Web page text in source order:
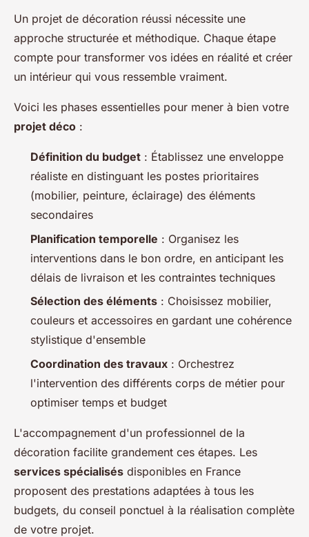
Un projet de décoration réussi nécessite une
approche structurée et méthodique. Chaque étape
compte pour transformer vos idées en réalité et créer
un intérieur qui vous ressemble vraiment.
Voici les phases essentielles pour mener à bien votre
projet déco :
Définition du budget : Établissez une enveloppe
réaliste en distinguant les postes prioritaires
(mobilier, peinture, éclairage) des éléments
secondaires
Planification temporelle : Organisez les
interventions dans le bon ordre, en anticipant les
délais de livraison et les contraintes techniques
Sélection des éléments : Choisissez mobilier,
couleurs et accessoires en gardant une cohérence
stylistique d'ensemble
Coordination des travaux : Orchestrez
l'intervention des différents corps de métier pour
optimiser temps et budget
L'accompagnement d'un professionnel de la
décoration facilite grandement ces étapes. Les
services spécialisés disponibles en France
proposent des prestations adaptées à tous les
budgets, du conseil ponctuel à la réalisation complète
de votre projet.